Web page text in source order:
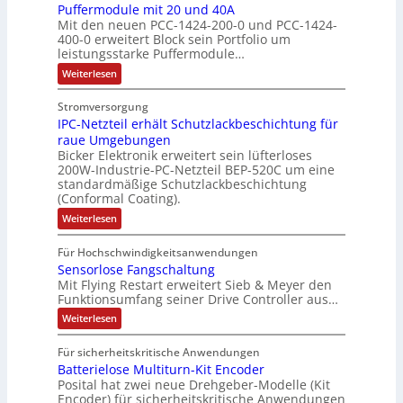
h
m
e
,
g
p
r
ä
g
t
d
u
r
c
h
d
a
s
A
u
s
e
m
V
o
r
s
a
n
d
d
e
s
V
D
M
A
E
l
e
t
r
i
s
e
b
e
s
ä
t
i
g
e
n
J
a
h
r
s
z
i
e
l
e
e
t
i
n
g
e
i
t
e
r
b
i
S
P
N
k
t
u
r
f
e
h
l
e
n
4
,
3
M
i
l
l
i
o
e
n
r
b
e
i
t
l
A
b
o
u
t
A
u
t
o
m
a
t
i
o
e
x
a
n
d
i
e
Puffermodule mit 20 und 40A
Mit den neuen PCC-1424-200-0 und PCC-1424-
400-0 erweitert Block sein Portfolio um
leistungsstarke Puffermodule…
Weiterlesen:
P
f
f
e
r
m
o
d
u
l
e
m
i
t
2
u
n
d
4
0
Stromversorgung
IPC-Netzteil erhält Schutzlackbeschichtung für
raue Umgebungen
Bicker Elektronik erweitert sein lüfterloses
200W-Industrie-PC-Netzteil BEP-520C um eine
standardmäßige Schutzlackbeschichtung
(Conformal Coating).
Weiterlesen:
I
C
-
N
e
t
z
t
i
l
e
r
Für Hochschwindigkeitsanwendungen
Sensorlose Fangschaltung
Mit Flying Restart erweitert Sieb & Meyer den
Funktionsumfang seiner Drive Controller aus…
Weiterlesen:
S
n
s
o
r
Für sicherheitskritische Anwendungen
Batterielose Multiturn-Kit Encoder
Posital hat zwei neue Drehgeber-Modelle (Kit
Encoder) für sicherheitskritische Anwendungen